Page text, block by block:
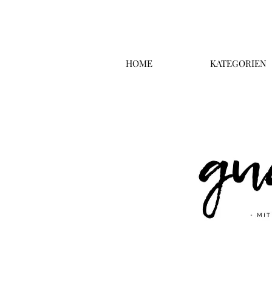
HOME KATEGORIEN
Überschrift 2
Business